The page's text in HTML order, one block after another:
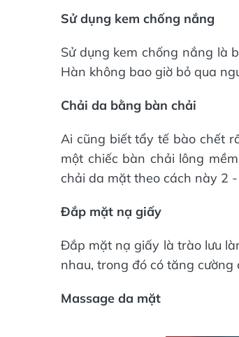
Sử dụng kem chống nắng
Sử dụng kem chống nắng là
Hàn không bao giờ bỏ qua
Chải da bằng bàn chải
Ai cũng biết tẩy tế bào chết
một chiếc bàn chải lông
chải da mặt theo cách này 2
Đắp mặt nạ giấy
Đắp mặt nạ giấy là trào lưu
nhau, trong đó có tăng cường
Massage da mặt